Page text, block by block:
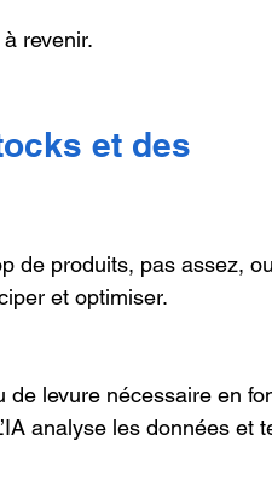
revenir.
et des
de produits, pas assez,
et optimiser.
de levure nécessaire en
analyse les données et